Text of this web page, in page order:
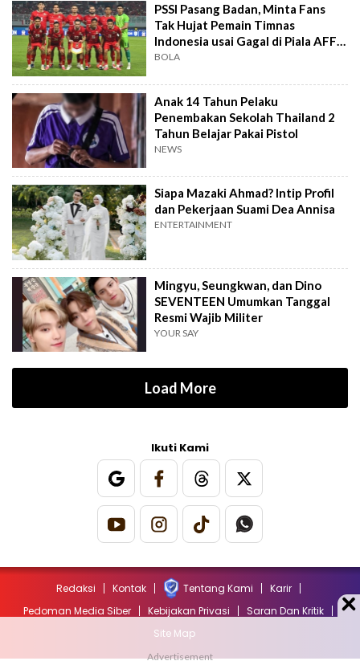
PSSI Pasang Badan, Minta Fans
Tak Hujat Pemain Timnas
Indonesia usai Gagal di Piala AFF
2026
BOLA
Anak 14 Tahun Pelaku
Penembakan Sekolah Thailand 2
Tahun Belajar Pakai Pistol
NEWS
Siapa Mazaki Ahmad? Intip Profil
dan Pekerjaan Suami Dea Annisa
ENTERTAINMENT
Mingyu, Seungkwan, dan Dino
SEVENTEEN Umumkan Tanggal
Resmi Wajib Militer
YOUR SAY
Load More
Ikuti Kami
Redaksi Kontak Tentang Kami
Karir
Pedoman Media Siber
Kebijakan Privasi
Saran Dan Kritik
Site Map